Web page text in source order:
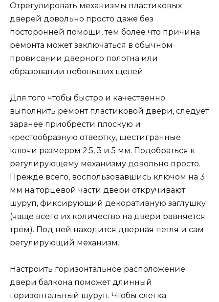
Отрегулировать механизмы пластиковых
дверей довольно просто даже без
посторонней помощи, тем более что причина
ремонта может заключаться в обычном
провисании дверного полотна или
образовании небольших щелей.
Для того чтобы быстро и качественно
выполнить ремонт пластиковой двери, следует
заранее приобрести плоскую и
крестообразную отвертку, шестигранные
ключи размером 2.5, 3 и 5 мм. Подобраться к
регулирующему механизму довольно просто.
Прежде всего, воспользовавшись ключом на 3
мм на торцевой части двери откручивают
шуруп, фиксирующий декоративную заглушку
(чаще всего их количество на двери равняется
трем). Под ней находится дверная петля и сам
регулирующий механизм.
Настроить горизонтальное расположение
двери балкона поможет длинный
горизонтальный шуруп. Чтобы слегка